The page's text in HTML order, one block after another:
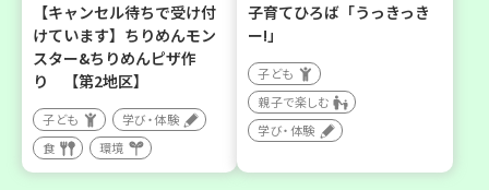
【キャンセル待ちで受け付
けています】ちりめんモン
スター&ちりめんピザ作
り 【第2地区】
子ども
学び・体験
食
環境
子育てひろば「うっきっき
ー!」
子ども
親子で楽しむ
学び・体験